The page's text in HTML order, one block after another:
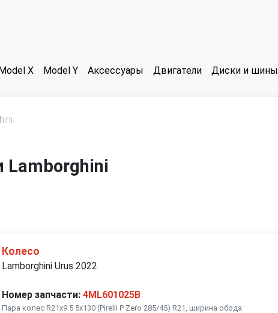
X Model Y Аксессуары Двигатели Диски и шины
Lamborghini
Колесо
Lamborghini Urus 2022
Номер запчасти: 4ML601025B
Пара колес R21x9.5 5x130 (Pirelli P Zero 285/45) R21, ширина обода: